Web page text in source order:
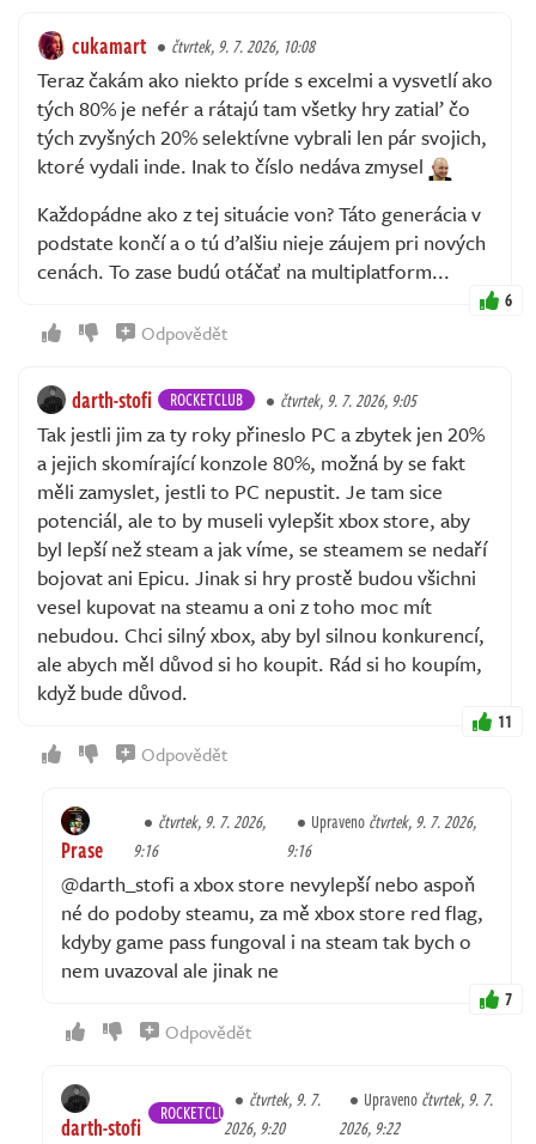
cukamart čtvrtek, 9. 7. 2026, 10:08
Teraz čakám ako niekto príde s excelmi a vysvetlí ako
tých 80% je nefér a rátajú tam všetky hry zatiaľ čo
tých zvyšných 20% selektívne vybrali len pár svojich,
ktoré vydali inde. Inak to číslo nedáva zmysel
Každopádne ako z tej situácie von? Táto generácia v
podstate končí a o tú ďalšiu nieje záujem pri nových
cenách. To zase budú otáčať na multiplatform...
6
Odpovědět
darth-stofi ROCKETCLUB čtvrtek, 9. 7. 2026, 9:05
Tak jestli jim za ty roky přineslo PC a zbytek jen 20%
a jejich skomírající konzole 80%, možná by se fakt
měli zamyslet, jestli to PC nepustit. Je tam sice
potenciál, ale to by museli vylepšit xbox store, aby
byl lepší než steam a jak víme, se steamem se nedaří
bojovat ani Epicu. Jinak si hry prostě budou všichni
vesel kupovat na steamu a oni z toho moc mít
nebudou. Chci silný xbox, aby byl silnou konkurencí,
ale abych měl důvod si ho koupit. Rád si ho koupím,
když bude důvod.
11
Odpovědět
Prase
čtvrtek, 9. 7. 2026,
9:16
Upravenočtvrtek, 9. 7. 2026,
9:16
@darth_stofi a xbox store nevylepší nebo aspoň
né do podoby steamu, za mě xbox store red flag,
kdyby game pass fungoval i na steam tak bych o
nem uvazoval ale jinak ne
7
Odpovědět
darth-stofi ROCKETCLUB
čtvrtek, 9. 7.
2026, 9:20
Upravenočtvrtek, 9. 7.
2026, 9:22